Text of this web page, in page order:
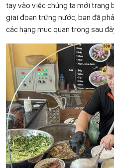
tay vào việc chúng ta mới trang
giai đoạn trứng nước, bạn đã
các hạng mục quan trọng sau